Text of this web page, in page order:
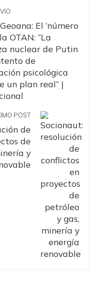
El ‘número
OTAN: “La
nuclear de Putin
de
psicológica
un plan real” |
POST
de
de
y